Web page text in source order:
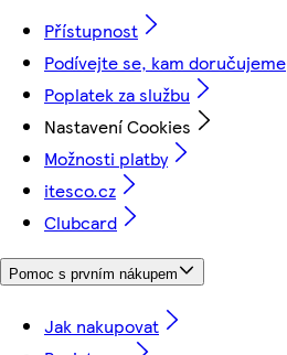
Přístupnost
Podívejte se, kam doručujeme
Poplatek za službu
Nastavení Cookies
Možnosti platby
itesco.cz
Clubcard
Pomoc s prvním nákupem
Jak nakupovat